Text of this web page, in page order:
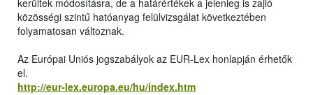
kerültek módosításra, de a határértékek a jelenleg is zajló
közösségi szintű hatóanyag felülvizsgálat következtében
folyamatosan változnak.
Az Európai Uniós jogszabályok az EUR-Lex honlapján érhetők
el.
http://eur-lex.europa.eu/hu/index.htm